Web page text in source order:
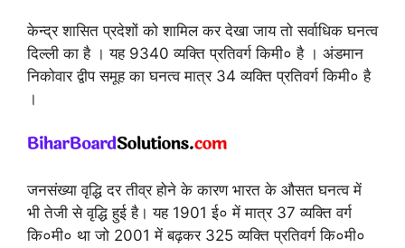
केन्द्र शासित प्रदेशों को शामिल कर देखा जाय तो सर्वाधिक घनत्व
दिल्ली का है । यह 9340 व्यक्ति प्रतिवर्ग किमी० है । अंडमान
निकोवार द्वीप समूह का घनत्व मात्र 34 व्यक्ति प्रतिवर्ग किमी० है
।
जनसंख्या वृद्धि दर तीव्र होने के कारण भारत के औसत घनत्व में
भी तेजी से वृद्धि हुई है। यह 1901 ई० में मात्र 37 व्यक्ति वर्ग
कि०मी० था जो 2001 में बढ़कर 325 व्यक्ति प्रतिवर्ग कि०मी०